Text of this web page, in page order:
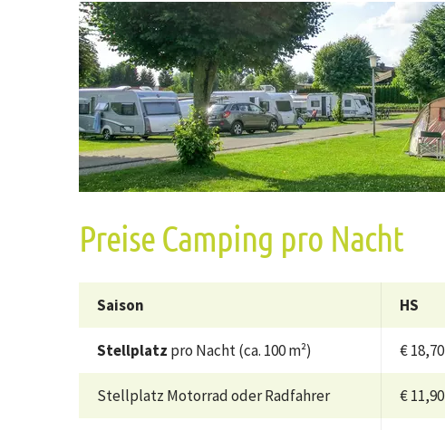
Preise Camping pro Nacht
Saison HS
Stellplatz pro Nacht (ca. 100 m²) € 18,70
Stellplatz Motorrad oder Radfahrer € 11,90